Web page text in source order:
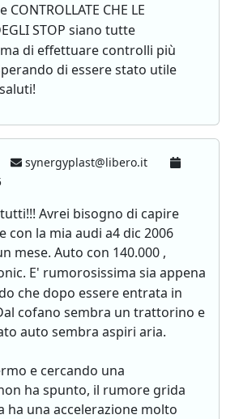
CHE LE
STOP siano tutte
di effettuare controlli più
di essere stato utile
synergyplast@libero.it
Avrei bisogno di capire
con la mia audi a4 dic 2006
mese. Auto con 140.000 ,
E' rumorosissima sia appena
che dopo essere entrata in
cofano sembra un trattorino e
auto sembra aspiri aria.
e cercando una
ha spunto, il rumore grida
ha una accelerazione molto